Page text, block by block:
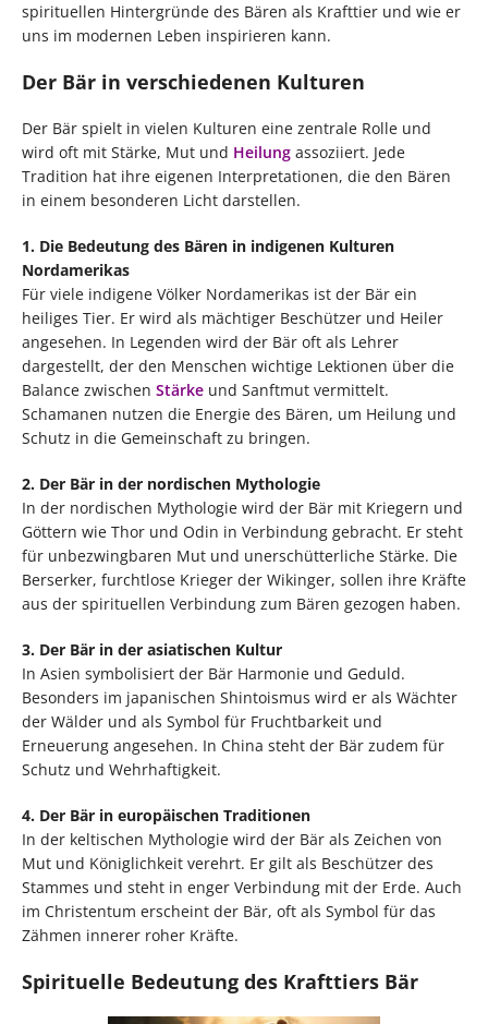
spirituellen Hintergründe des Bären als Krafttier und wie er
uns im modernen Leben inspirieren kann.
Der Bär in verschiedenen Kulturen
Der Bär spielt in vielen Kulturen eine zentrale Rolle und
wird oft mit Stärke, Mut und Heilung assoziiert. Jede
Tradition hat ihre eigenen Interpretationen, die den Bären
in einem besonderen Licht darstellen.
1. Die Bedeutung des Bären in indigenen Kulturen
Nordamerikas
Für viele indigene Völker Nordamerikas ist der Bär ein
heiliges Tier. Er wird als mächtiger Beschützer und Heiler
angesehen. In Legenden wird der Bär oft als Lehrer
dargestellt, der den Menschen wichtige Lektionen über die
Balance zwischen Stärke und Sanftmut vermittelt.
Schamanen nutzen die Energie des Bären, um Heilung und
Schutz in die Gemeinschaft zu bringen.
2. Der Bär in der nordischen Mythologie
In der nordischen Mythologie wird der Bär mit Kriegern und
Göttern wie Thor und Odin in Verbindung gebracht. Er steht
für unbezwingbaren Mut und unerschütterliche Stärke. Die
Berserker, furchtlose Krieger der Wikinger, sollen ihre Kräfte
aus der spirituellen Verbindung zum Bären gezogen haben.
3. Der Bär in der asiatischen Kultur
In Asien symbolisiert der Bär Harmonie und Geduld.
Besonders im japanischen Shintoismus wird er als Wächter
der Wälder und als Symbol für Fruchtbarkeit und
Erneuerung angesehen. In China steht der Bär zudem für
Schutz und Wehrhaftigkeit.
4. Der Bär in europäischen Traditionen
In der keltischen Mythologie wird der Bär als Zeichen von
Mut und Königlichkeit verehrt. Er gilt als Beschützer des
Stammes und steht in enger Verbindung mit der Erde. Auch
im Christentum erscheint der Bär, oft als Symbol für das
Zähmen innerer roher Kräfte.
Spirituelle Bedeutung des Krafttiers Bär